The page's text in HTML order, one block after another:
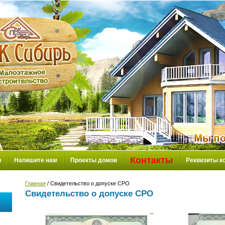
Напишите нам Проекты домов Контакты Реквизиты
Главная / Свидетельство о допуске СРО
Свидетельство о допуске СРО